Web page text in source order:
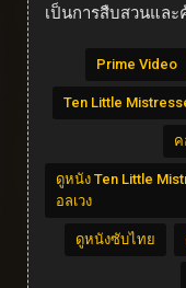
เป็นการสืบสวนแล
Prime Video
Ten Little
ค
ดูหนัง Ten Little
อลเวง
ดูหนังซับไทย